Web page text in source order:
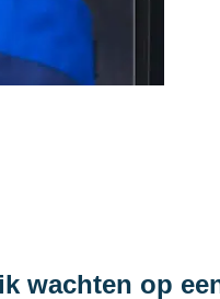
wachten op